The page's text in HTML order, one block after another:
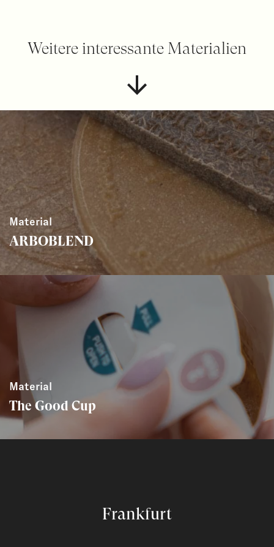
Weitere interessante Materialien
Material
ARBOBLEND
Material
The Good Cup
Frankfurt